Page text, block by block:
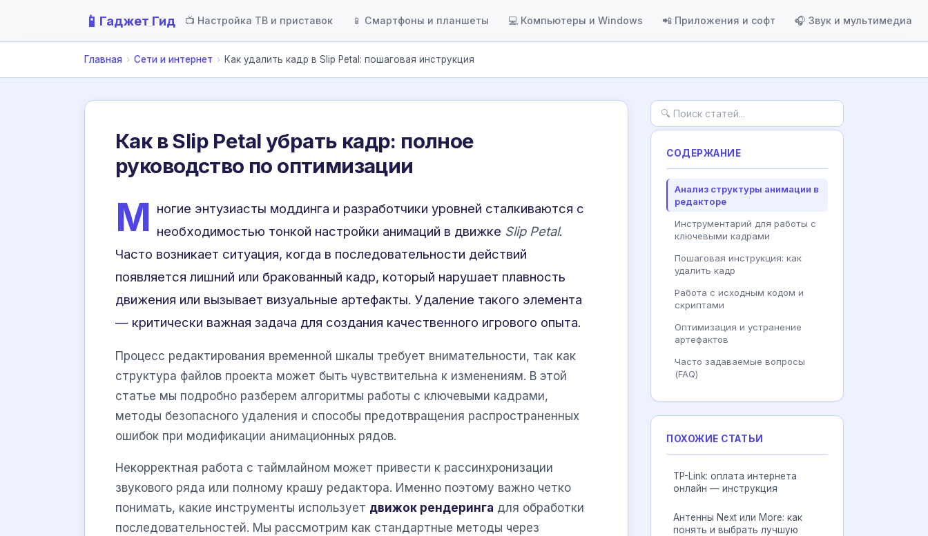
📱 Гаджет Гид 📺 Настройка ТВ и приставок 📱 Смартфоны и планшеты 💻 Компьютеры и Windows 📲 Приложения и софт 🎧 Звук и мультимедиа
Главная › Сети и интернет › Как удалить кадр в Slip Petal: пошаговая инструкция
Как в Slip Petal убрать кадр: полное
руководство по оптимизации
М ногие энтузиасты моддинга и разработчики уровней сталкиваются с
необходимостью тонкой настройки анимаций в движке Slip Petal.
Часто возникает ситуация, когда в последовательности действий
появляется лишний или бракованный кадр, который нарушает плавность
движения или вызывает визуальные артефакты. Удаление такого элемента
— критически важная задача для создания качественного игрового опыта.
Процесс редактирования временной шкалы требует внимательности, так как
структура файлов проекта может быть чувствительна к изменениям. В этой
статье мы подробно разберем алгоритмы работы с ключевыми кадрами,
методы безопасного удаления и способы предотвращения распространенных
ошибок при модификации анимационных рядов.
Некорректная работа с таймлайном может привести к рассинхронизации
звукового ряда или полному крашу редактора. Именно поэтому важно четко
понимать, какие инструменты использует движок рендеринга для обработки
последовательностей. Мы рассмотрим как стандартные методы через
СОДЕРЖАНИЕ
Анализ структуры анимации в
редакторе
Инструментарий для работы с
ключевыми кадрами
Пошаговая инструкция: как
удалить кадр
Работа с исходным кодом и
скриптами
Оптимизация и устранение
артефактов
Часто задаваемые вопросы
(FAQ)
ПОХОЖИЕ СТАТЬИ
TP-Link: оплата интернета
онлайн — инструкция
Антенны Next или More: как
понять и выбрать лучшую